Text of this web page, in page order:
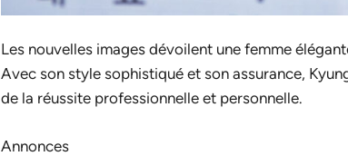
Les nouvelles images dévoilent une femme
Avec son style sophistiqué et son assurance,
de la réussite professionnelle et personnelle.
Annonces